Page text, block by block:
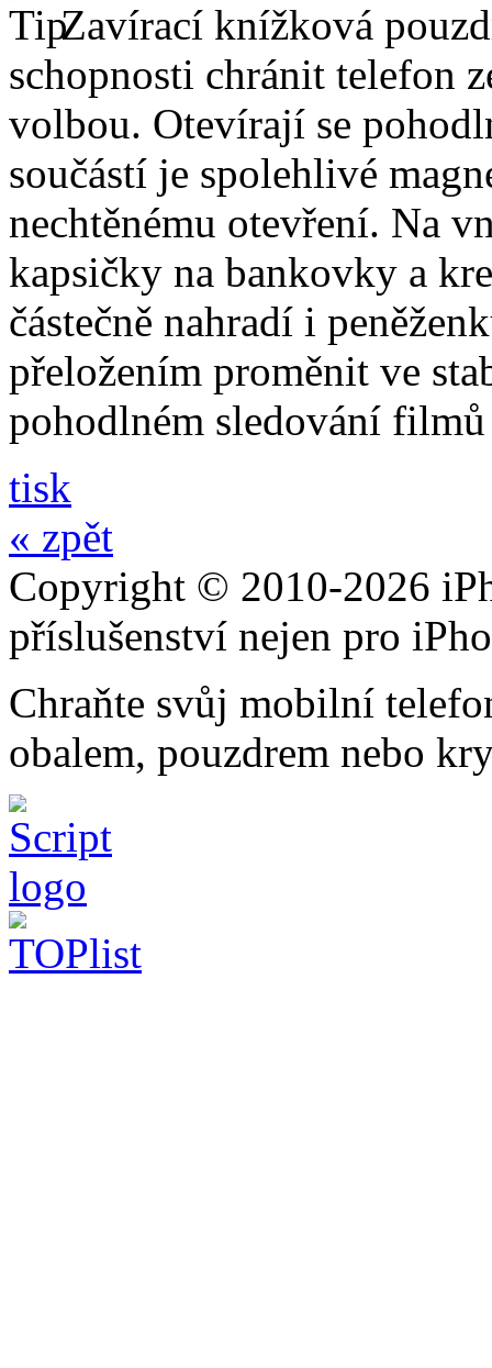
Zavírací knížková
schopnosti chránit telefon
volbou. Otevírají se
součástí je spolehlivé
nechtěnému otevření. Na
kapsičky na bankovky a
částečně nahradí i
přeložením proměnit ve
pohodlném sledování
tisk
« zpět
Copyright © 2010-2026
příslušenství nejen pro
Chraňte svůj mobilní
obalem, pouzdrem nebo